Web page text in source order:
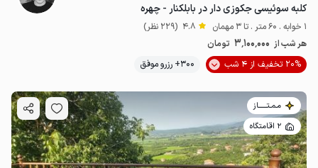
کلبه سوئیسی جکوزی دار در بابلکنار - چهره
1 خوابه . 60 متر . تا 3 مهمان 4.8 (229 نظر)
هر شب از 3٬100٬000 تومان
20% تخفیف از 4 شب
300+ رزرو موفق
مـمـتــــــاز
2 اقامتگاه